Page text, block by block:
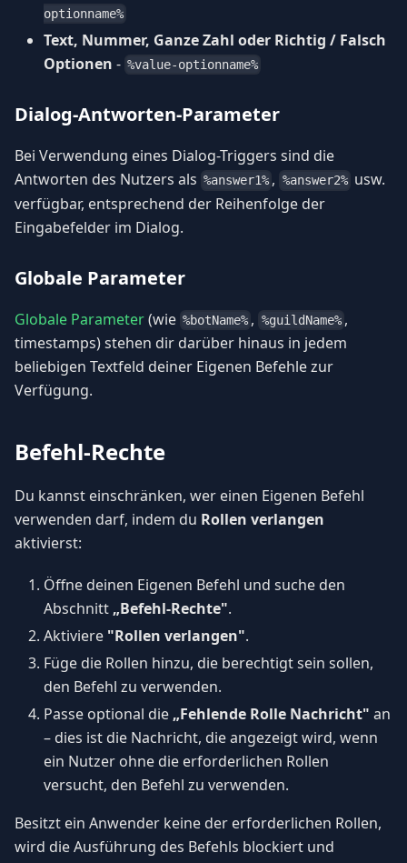
optionname%
Text, Nummer, Ganze Zahl oder Richtig / Falsch
Optionen - %value-optionname%
Dialog-Antworten-Parameter
Bei Verwendung eines Dialog-Triggers sind die
Antworten des Nutzers als %answer1% , %answer2% usw.
verfügbar, entsprechend der Reihenfolge der
Eingabefelder im Dialog.
Globale Parameter
Globale Parameter(wie %botName% , %guildName% ,
timestamps) stehen dir darüber hinaus in jedem
beliebigen Textfeld deiner Eigenen Befehle zur
Verfügung.
Befehl-Rechte
Du kannst einschränken, wer einen Eigenen Befehl
verwenden darf, indem du Rollen verlangen
aktivierst:
Öffne deinen Eigenen Befehl und suche den
Abschnitt „Befehl-Rechte".
Aktiviere "Rollen verlangen".
Füge die Rollen hinzu, die berechtigt sein sollen,
den Befehl zu verwenden.
Passe optional die „Fehlende Rolle Nachricht" an
– dies ist die Nachricht, die angezeigt wird, wenn
ein Nutzer ohne die erforderlichen Rollen
versucht, den Befehl zu verwenden.
Besitzt ein Anwender keine der erforderlichen Rollen,
wird die Ausführung des Befehls blockiert und